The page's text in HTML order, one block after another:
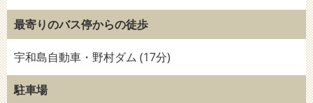
最寄りのバス停からの徒歩
宇和島自動車・野村ダム (17分)
駐車場